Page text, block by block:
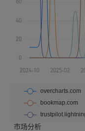
市场分析